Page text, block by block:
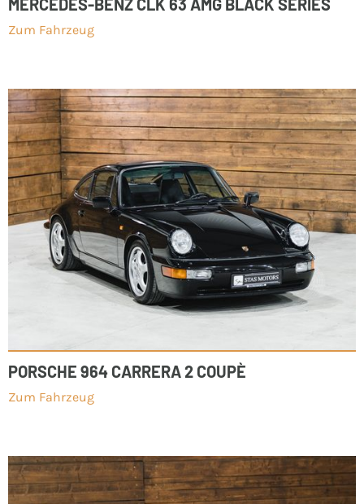
MERCEDES-BENZ CLK 63 AMG BLACK SERIES
Zum Fahrzeug
PORSCHE 964 CARRERA 2 COUPÈ
Zum Fahrzeug